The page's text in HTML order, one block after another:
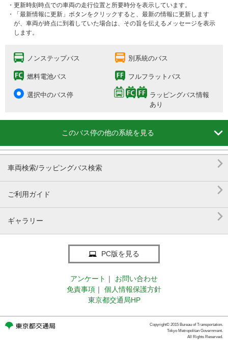
・更新時刻時点での車両の走行位置と所要時分を表示しています。
・「最新情報に更新」ボタンをクリックすると、最新の情報に更新します
が、車両が終点に到着していた場合は、その旨を伝えるメッセージを表示
します。
ノンステップバス 別系統のバス
燃料電池バス フルフラットバス
選択中のバス停
ラッピングバス情報
あり
このバス停の他の系統を見る 
車両検索/ラッピングバス検索 
ご利用ガイド 
ギャラリー 
PC版を見る
アンケート ｜
お問い合わせ
免責事項 ｜
個人情報保護方針
東京都交通局HP
Copyright© 2015 Bureau of Transportation.
Tokyo Metropolitan Government.
All Rights Reserved.